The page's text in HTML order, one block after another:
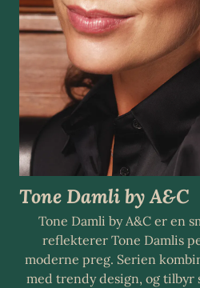
Tone Damli by A&C
Tone Damli by A&C er en
reflekterer Tone Damlis
moderne preg. Serien
med trendy design, og tilbyr